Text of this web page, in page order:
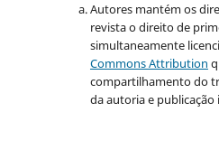
Autores mantém os
revista o direito de
simultaneamente
Commons Attribution
compartilhamento do
da autoria e publicação